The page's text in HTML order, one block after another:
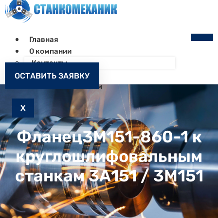
Главная
О компании
Контакты
Как заказать
Запчасти к станкам
X
ОСТАВИТЬ ЗАЯВКУ
Фланец3М151-860-1 к
круглошлифовальным
станкам 3А151 / 3М151